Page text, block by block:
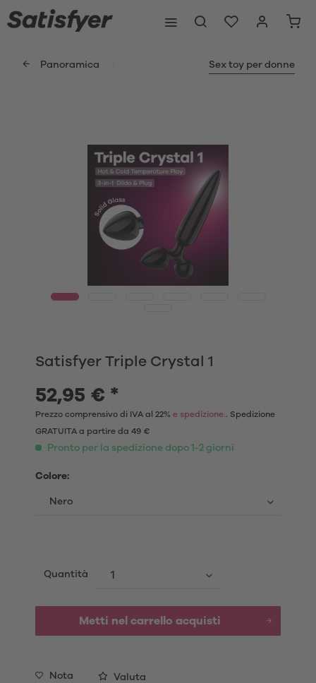
Panoramica Sex toy per donne
Satisfyer Triple Crystal 1
52,95 € *
Prezzo comprensivo di IVA al 22% e spedizione.. Spedizione
GRATUITA a partire da 49 €
Pronto per la spedizione dopo 1-2 giorni
Colore:
Quantità
Metti nel carrello acquisti
Nota Valuta